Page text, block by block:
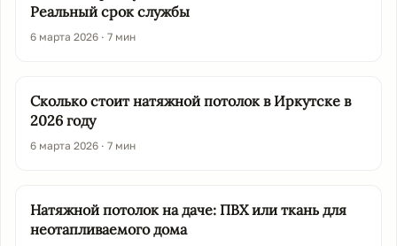
Реальный срок службы
6 марта 2026 · 7 мин
Сколько стоит натяжной потолок в Иркутске в
2026 году
6 марта 2026 · 7 мин
Натяжной потолок на даче: ПВХ или ткань для
неотапливаемого дома